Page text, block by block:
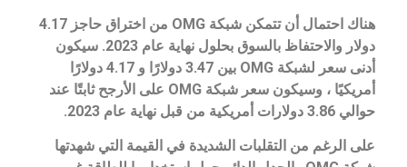
هناك احتمال أن تتمكن شبكة OMG من اختراق حاجز 4.17
دولار والاحتفاظ بالسوق بحلول نهاية عام 2023. سيكون
أدنى سعر لشبكة OMG بين 3.47 دولارًا و 4.17 دولارًا
أمريكيًا ، وسيكون سعر شبكة OMG على الأرجح ثابتًا عند
حوالي 3.86 دولارات أمريكية من قبل نهاية عام 2023.
على الرغم من التقلبات الشديدة في القيمة التي شهدتها